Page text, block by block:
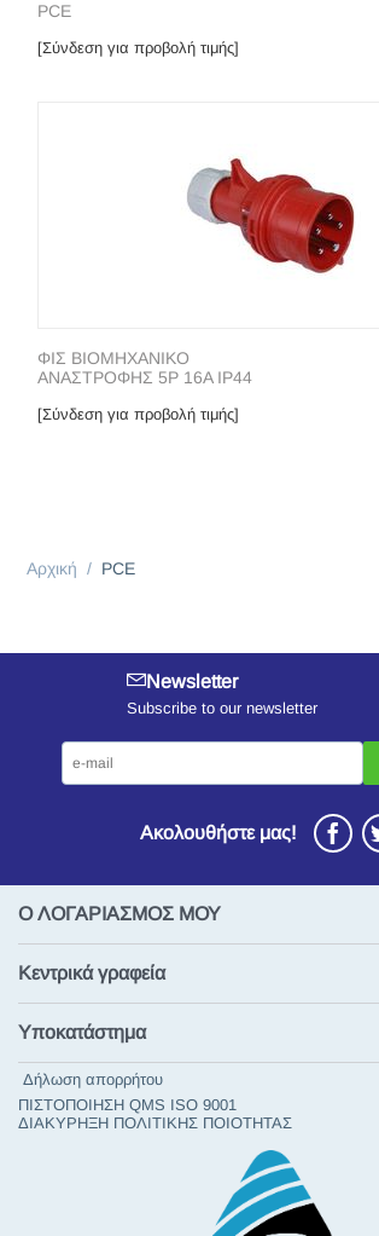
PCE
[Σύνδεση για προβολή τιμής]
ΦΙΣ ΒΙΟΜΗΧΑΝΙΚΟ
ΑΝΑΣΤΡΟΦΗΣ 5P 16A IP44
[Σύνδεση για προβολή τιμής]
Αρχική / PCE
Newsletter
Subscribe to our newsletter
Ακολουθήστε μας!
Ο ΛΟΓΑΡΙΑΣΜΟΣ ΜΟΥ
Κεντρικά γραφεία
Υποκατάστημα
Δήλωση απορρήτου
ΠΙΣΤΟΠΟΙΗΣΗ QMS ISO 9001
ΔΙΑΚΥΡΗΞΗ ΠΟΛΙΤΙΚΗΣ ΠΟΙΟΤΗΤΑΣ